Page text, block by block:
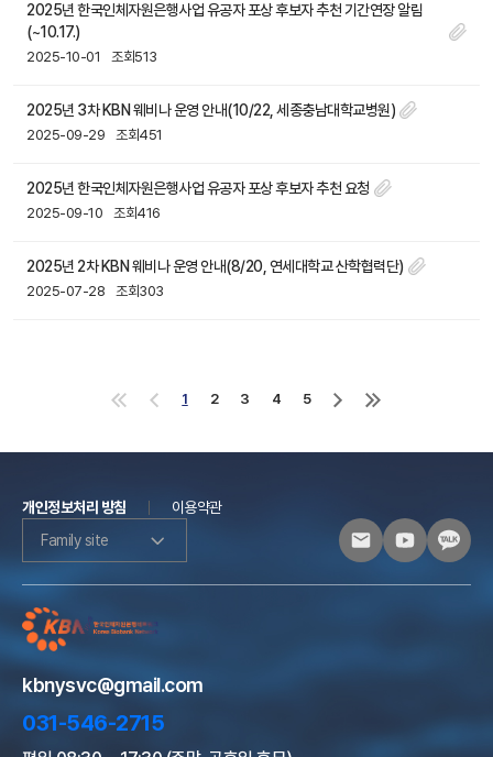
2025년 한국인체자원은행사업 유공자 포상 후보자 추천 기간연장 알림
(~10.17.)
2025-10-01 조회513
2025년 3차 KBN 웨비나 운영 안내(10/22, 세종충남대학교병원)
2025-09-29 조회451
2025년 한국인체자원은행사업 유공자 포상 후보자 추천 요청
2025-09-10 조회416
2025년 2차 KBN 웨비나 운영 안내(8/20, 연세대학교 산학협력단)
2025-07-28 조회303
1 2 3 4
5
개인정보처리 방침
이용약관
Family site
kbnysvc@gmail.com
031-546-2715